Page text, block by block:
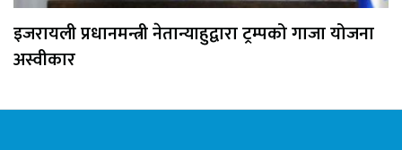
इजरायली प्रधानमन्त्री नेतान्याहुद्वारा ट्रम्पको गाजा योजना
अस्वीकार